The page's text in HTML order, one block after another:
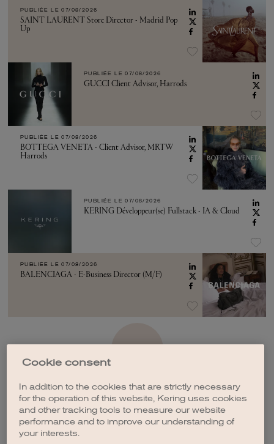
PUBLIÉE LE 07/08/2026
SAINT LAURENT Store Director - Madrid Pop
Up
PUBLIÉE LE 07/08/2026
GUCCI Client Advisor, Harrods
PUBLIÉE LE 07/08/2026
BOTTEGA VENETA - Client Advisor, MRTW
Harrods
PUBLIÉE LE 07/08/2026
KERING Développeur(se) Fullstack - IA & Cloud
PUBLIÉE LE 07/08/2026
BALENCIAGA - E-Business Director (M/F)
CRÉER UNE ALERTE
Cookie consent
In addition to the cookies that are strictly necessary
for the operation of this website, Kering uses cookies
and other tracking tools to measure our website
performance and to improve our understanding of
your interests.